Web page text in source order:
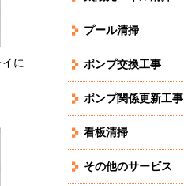
に
プール清掃
ポンプ交換工事
ポンプ関係更新工事
看板清掃
その他のサービス